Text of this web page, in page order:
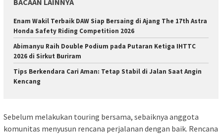
BACAAN LAINNYA
Enam Wakil Terbaik DAW Siap Bersaing di Ajang The 17th Astra
Honda Safety Riding Competition 2026
Abimanyu Raih Double Podium pada Putaran Ketiga IHTTC
2026 di Sirkut Buriram
Tips Berkendara Cari Aman: Tetap Stabil di Jalan Saat Angin
Kencang
Sebelum melakukan touring bersama, sebaiknya anggota
komunitas menyusun rencana perjalanan dengan baik. Rencana